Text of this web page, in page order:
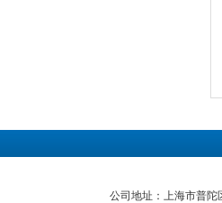
公司地址：上海市普